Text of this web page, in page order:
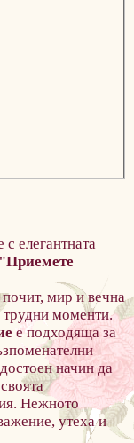
елегантната
мир и вечна
трудни моменти.
е подходяща за
начин да
Нежното
утеха и